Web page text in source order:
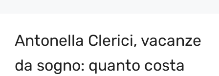
Antonella Clerici, vacanze
da sogno: quanto costa